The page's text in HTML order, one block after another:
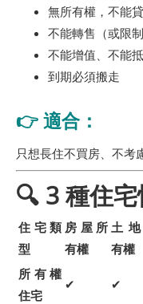
無所有權，不能
不能轉售（或限制
不能增值、不能
到期必須搬走
👉 適合：
只想長住不買房、不考
🔍 3 種住
住宅類
型
房屋所
有權
土
有權
所有權
住宅
✔ ✔